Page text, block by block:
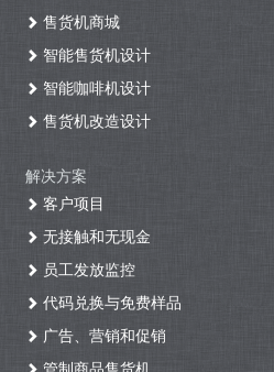
售货机商城
智能售货机设计
智能咖啡机设计
售货机改造设计
解决方案
客户项目
无接触和无现金
员工发放监控
代码兑换与免费样品
广告、营销和促销
管制商品售货机